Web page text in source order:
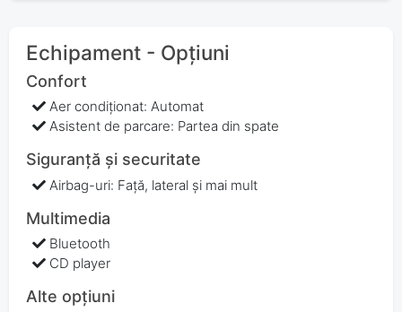
Echipament - Opțiuni
Confort
Aer condiționat: Automat
Asistent de parcare: Partea din spate
Siguranță și securitate
Airbag-uri: Față, lateral și mai mult
Multimedia
Bluetooth
CD player
Alte opțiuni